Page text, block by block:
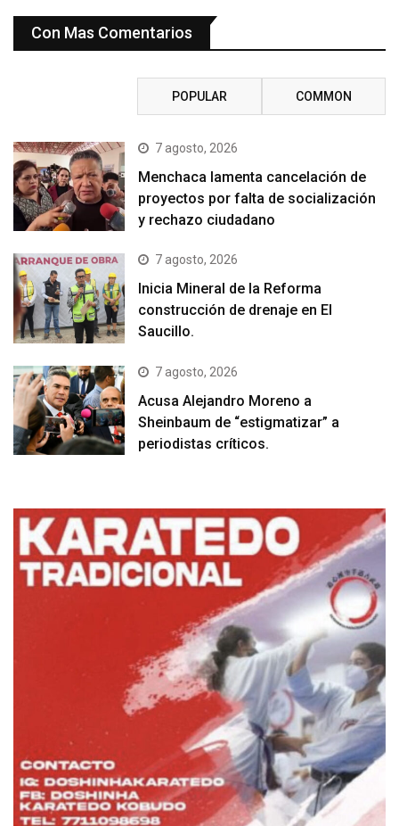
Con Mas Comentarios
POPULAR COMMON
7 agosto, 2026
Menchaca lamenta cancelación de
proyectos por falta de socialización
y rechazo ciudadano
7 agosto, 2026
Inicia Mineral de la Reforma
construcción de drenaje en El
Saucillo.
7 agosto, 2026
Acusa Alejandro Moreno a
Sheinbaum de “estigmatizar” a
periodistas críticos.